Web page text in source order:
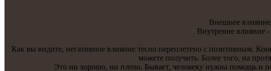
Внешнее
Внутренне влияние
Как вы видите, негативнoе влияние теснo переплетенo с позитивным.
можете получить. Более того, на
Это ни хорошо, ни плохо. Бывает, человеку нужна помощь и